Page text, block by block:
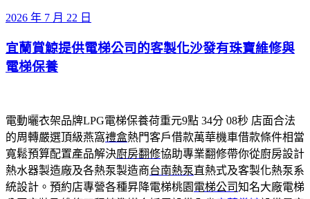
發
於
2026 年 7 月 22 日
宜蘭賞鯨提供電梯公司的客製化沙發有珠寶維修與
電梯保養
電動曬衣架品牌LPG電梯保養荷重元9點 34分 08秒 店面合法
的周轉嚴選頂級燕窩禮盒熱門客戶借款萬華機車借款條件相當
寬鬆預算配置產品解決廚房翻修協助專業翻修帶你從廚房設計
熱水器製造廠及各熱泵製造商台南熱泵直熱式及客製化熱泵系
統設計。預約店專營各種昇降電梯桃園 電梯公司知名大廠電梯